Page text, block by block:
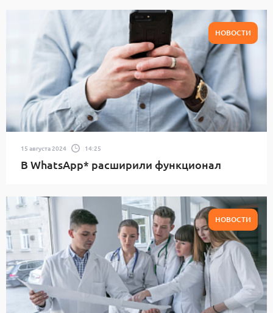
НОВОСТИ
15 августа 2024 14:25
В WhatsApp* расширили функционал
НОВОСТИ